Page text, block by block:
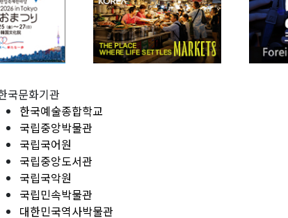
국문화기관
한국예술종합학교
국립중앙박물관
국립국어원
국립중앙도서관
국립국악원
국립민속박물관
대한민국역사박물관